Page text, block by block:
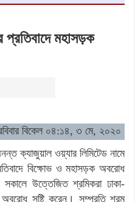
প্রতিবাদে মহাসড়ক
বিকেল ০৪:১৪, ৩ মে, ২০২০
ক্যাজুয়াল ওয়্যার লিমিটেড নামে
বিক্ষোভ ও মহাসড়ক অবরোধ
উত্তেজিত শ্রমিকরা ঢাকা-
সৃষ্টি করেন। সম্প্রতি শ্রম